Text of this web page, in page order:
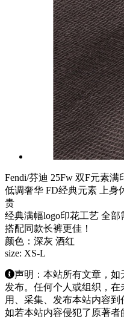
Fendi/芬迪 25Fw 双F元素满
低调奢华 FD经典元素 上身
贵
经典满幅logo印花工艺 全
搭配同款长裤更佳！
颜色：深灰 酒红
size: XS-L
声明：本站所有文章，如
发布。任何个人或组织，
用、采集、发布本站内容到
如若本站内容侵犯了原著